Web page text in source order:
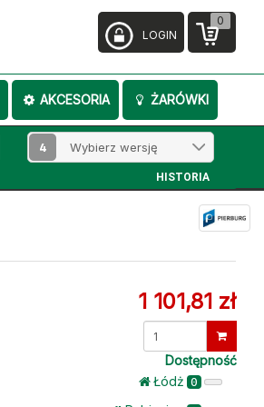
AKCESORIA ŻARÓWKI
0
LOGIN
4
HISTORIA
1 101,81 zł
Dostępność
Łódż 0